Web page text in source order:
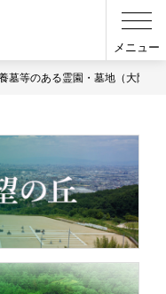
メニュー
墓等のある霊園・墓地（大阪府